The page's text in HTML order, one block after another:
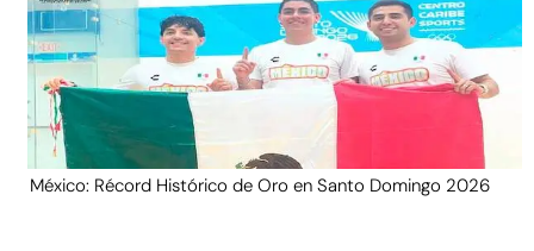
México: Récord Histórico de Oro en Santo Domingo 2026